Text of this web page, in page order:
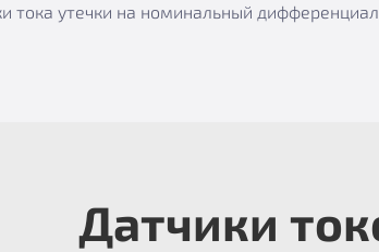
тока утечки на номинальный
Датчики